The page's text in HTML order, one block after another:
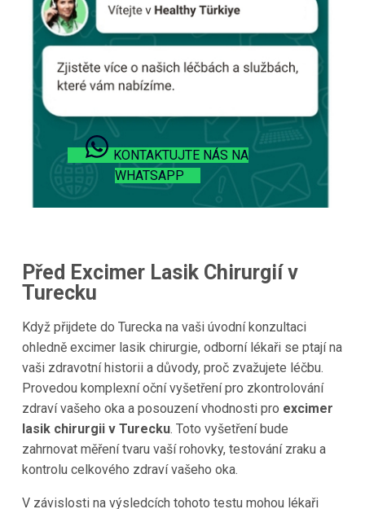
KONTAKTUJTE NÁS NA
WHATSAPP
Před Excimer Lasik Chirurgií v
Turecku
Když přijdete do Turecka na vaši úvodní konzultaci
ohledně excimer lasik chirurgie, odborní lékaři se ptají na
vaši zdravotní historii a důvody, proč zvažujete léčbu.
Provedou komplexní oční vyšetření pro zkontrolování
zdraví vašeho oka a posouzení vhodnosti pro excimer
lasik chirurgii v Turecku. Toto vyšetření bude
zahrnovat měření tvaru vaší rohovky, testování zraku a
kontrolu celkového zdraví vašeho oka.
V závislosti na výsledcích tohoto testu mohou lékaři